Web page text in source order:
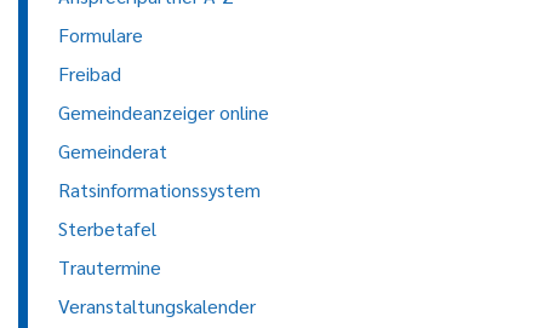
Formulare
Freibad
Gemeindeanzeiger online
Gemeinderat
Ratsinformationssystem
Sterbetafel
Trautermine
Veranstaltungskalender